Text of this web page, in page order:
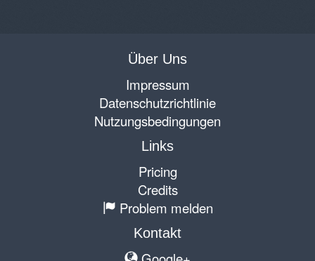
Über Uns
Impressum
Datenschutzrichtlinie
Nutzungsbedingungen
Links
Pricing
Credits
Problem melden
Kontakt